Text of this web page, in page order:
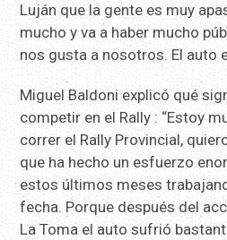
Luján que la gente es muy
mucho y va a haber mucho
nos gusta a nosotros. El auto
Miguel Baldoni explicó qué
competir en el Rally : “Estoy
correr el Rally Provincial,
que ha hecho un esfuerzo
estos últimos meses
fecha. Porque después del
La Toma el auto sufrió